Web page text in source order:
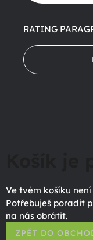
RATING
Ve tvém košíku
Potřebuješ poradit
na nás obrátit.
ZPĚT DO